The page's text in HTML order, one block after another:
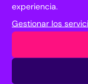
experiencia.
Gestionar los
Por último, la
explorará en
donde
I+D
de
vínculos